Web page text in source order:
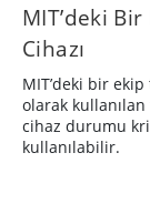
MIT’deki
Cihazı
MIT’deki bir
olarak
cihaz durumu
kullanılabilir.